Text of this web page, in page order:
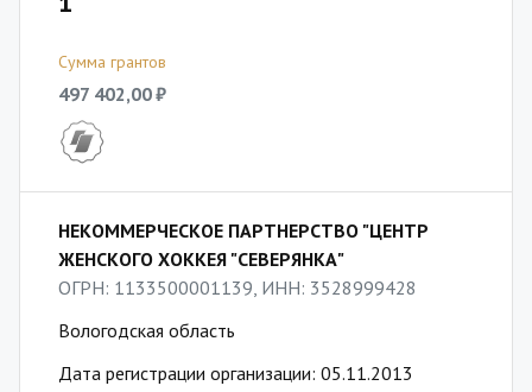
Сумма грантов
497 402,00 ₽
НЕКОММЕРЧЕСКОЕ ПАРТНЕРСТВО "ЦЕНТР
ЖЕНСКОГО ХОККЕЯ "СЕВЕРЯНКА"
ОГРН: 1133500001139, ИНН: 3528999428
Вологодская область
Дата регистрации организации: 05.11.2013